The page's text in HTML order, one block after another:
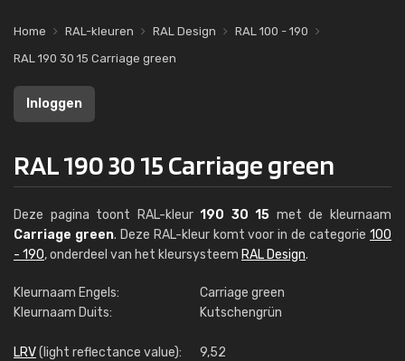
Home RAL-kleuren RAL Design
RAL 100 - 190
RAL 190 30 15 Carriage green
Inloggen
RAL 190 30 15 Carriage green
Deze pagina toont RAL-kleur190 30 15 met de kleurnaam
Carriage green. Deze RAL-kleur komt voor in de categorie100
- 190, onderdeel van het kleursysteem RAL Design.
Kleurnaam Engels:
Carriage green
Kleurnaam Duits:
Kutschengrün
LRV(light reflectance value): 9,52